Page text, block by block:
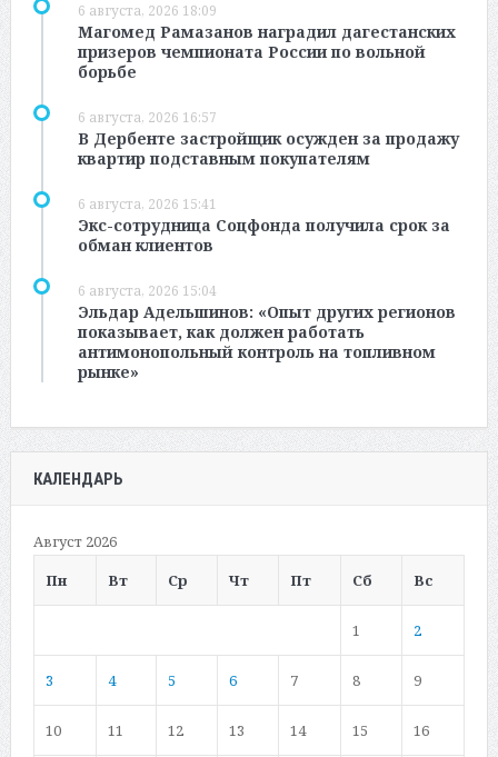
6 августа, 2026 18:09
Магомед Рамазанов наградил дагестанских
призеров чемпионата России по вольной
борьбе
6 августа, 2026 16:57
В Дербенте застройщик осужден за продажу
квартир подставным покупателям
6 августа, 2026 15:41
Экс-сотрудница Соцфонда получила срок за
обман клиентов
6 августа, 2026 15:04
Эльдар Адельшинов: «Опыт других регионов
показывает, как должен работать
антимонопольный контроль на топливном
рынке»
КАЛЕНДАРЬ
Август 2026
Пн
Вт Ср Чт Пт Сб Вс
1 2
3 4 5 6 7 8 9
10 11 12 13 14 15 16